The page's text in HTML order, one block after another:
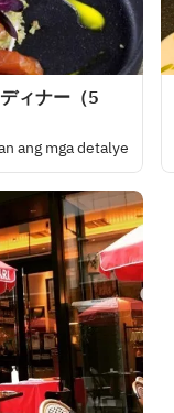
ィナー（5
ang mga detalye